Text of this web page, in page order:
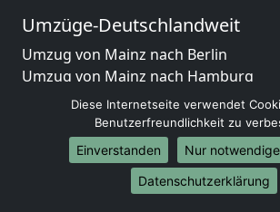
Umzüge-Deutschlandweit
Umzug von Mainz nach Berlin
Umzug von Mainz nach Hamburg
Umzug von Mainz nach München
Umzug von Mainz nach Köln
Umzug von Mainz nach Frankfurt
Umzug von Mainz nach Stuttgart
Umzug von Mainz nach Düsseldorf
Diese Internetseite verwendet
Benutzerfreundlichkeit zu
Einverstanden
Nur
Datenschutzerklärung